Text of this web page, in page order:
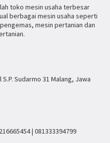
toko mesin usaha terbesar
berbagai mesin usaha seperti
mesin pertanian dan
Sudarmo 31 Malang, Jawa
| 081333394799